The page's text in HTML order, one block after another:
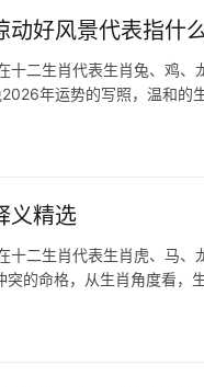
好风景代表指什
十二生肖代表生肖兔、鸡
年运势的写照，温和
义精选
十二生肖代表生肖虎、马
的命格，从生肖角度看